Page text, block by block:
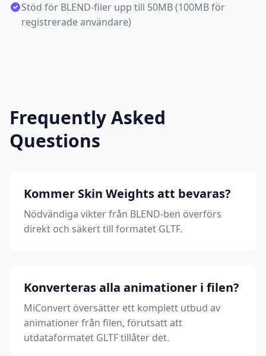
Stöd för BLEND-filer upp till 50MB (100MB för
registrerade användare)
Frequently Asked
Questions
Kommer Skin Weights att bevaras?
Nödvändiga vikter från BLEND-ben överförs
direkt och säkert till formatet GLTF.
Konverteras alla animationer i filen?
MiConvert översätter ett komplett utbud av
animationer från filen, förutsatt att
utdataformatet GLTF tillåter det.